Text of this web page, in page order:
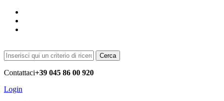
Cerca
Contattaci+39 045 86 00 920
Login